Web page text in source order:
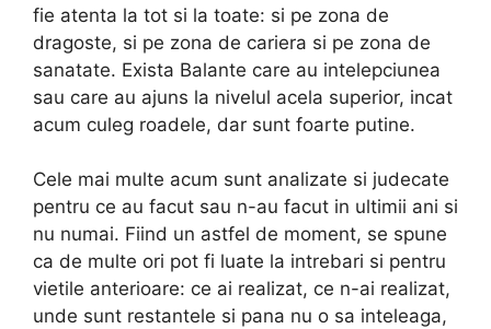
fie atenta la tot si la toate: si pe zona de
dragoste, si pe zona de cariera si pe zona de
sanatate. Exista Balante care au intelepciunea
sau care au ajuns la nivelul acela superior, incat
acum culeg roadele, dar sunt foarte putine.
Cele mai multe acum sunt analizate si judecate
pentru ce au facut sau n-au facut in ultimii ani si
nu numai. Fiind un astfel de moment, se spune
ca de multe ori pot fi luate la intrebari si pentru
vietile anterioare: ce ai realizat, ce n-ai realizat,
unde sunt restantele si pana nu o sa inteleaga,